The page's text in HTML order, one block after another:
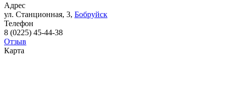
Адрес
ул. Станционная, 3, Бобруйск
Телефон
8 (0225) 45-44-38
Отзыв
Карта